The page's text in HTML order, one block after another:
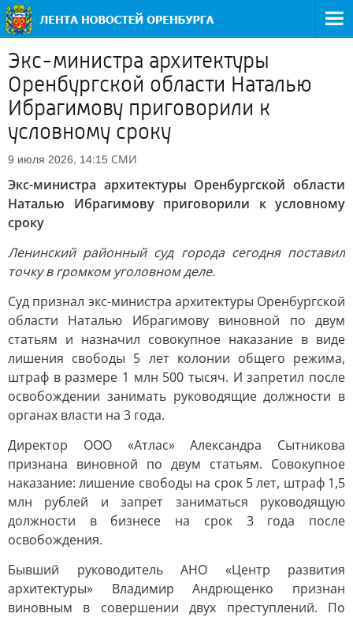
Экс-министра архитектуры
Оренбургской области Наталью
Ибрагимову приговорили к
условному сроку
9 июля 2026, 14:15 СМИ
Экс-министра архитектуры Оренбургской области
Наталью Ибрагимову приговорили к условному
сроку
Ленинский районный суд города сегодня поставил
точку в громком уголовном деле.
Суд признал экс-министра архитектуры Оренбургской
области Наталью Ибрагимову виновной по двум
статьям и назначил совокупное наказание в виде
лишения свободы 5 лет колонии общего режима,
штраф в размере 1 млн 500 тысяч. И запретил после
освобождении занимать руководящие должности в
органах власти на 3 года.
Директор ООО «Атлас» Александра Сытникова
признана виновной по двум статьям. Совокупное
наказание: лишение свободы на срок 5 лет, штраф 1,5
млн рублей и запрет заниматься руководящую
должности в бизнесе на срок 3 года после
освобождения.
Бывший руководитель АНО «Центр развития
архитектуры» Владимир Андрющенко признан
виновным в совершении двух преступлений. По